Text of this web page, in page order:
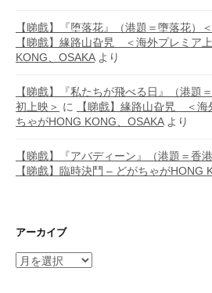
【睇戲】『堕落花』（港題＝墮落花）
【睇戲】緣路山旮旯 ＜海外プレミア
KONG、OSAKAより
【睇戲】『私たちが飛べる日』（港題
初上映＞ に
【睇戲】緣路山旮旯 ＜
ちゃがHONG KONG、OSAKAより
【睇戲】『アバディーン』（港題＝香
【睇戲】臨時決鬥 – どがちゃがHONG
アーカイブ
ア